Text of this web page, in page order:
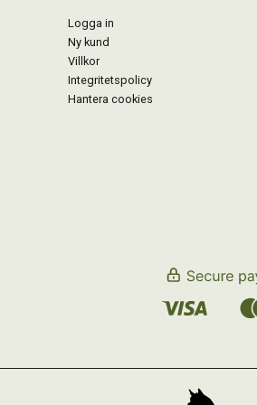
Logga in
Ny kund
Villkor
Integritetspolicy
Hantera cookies